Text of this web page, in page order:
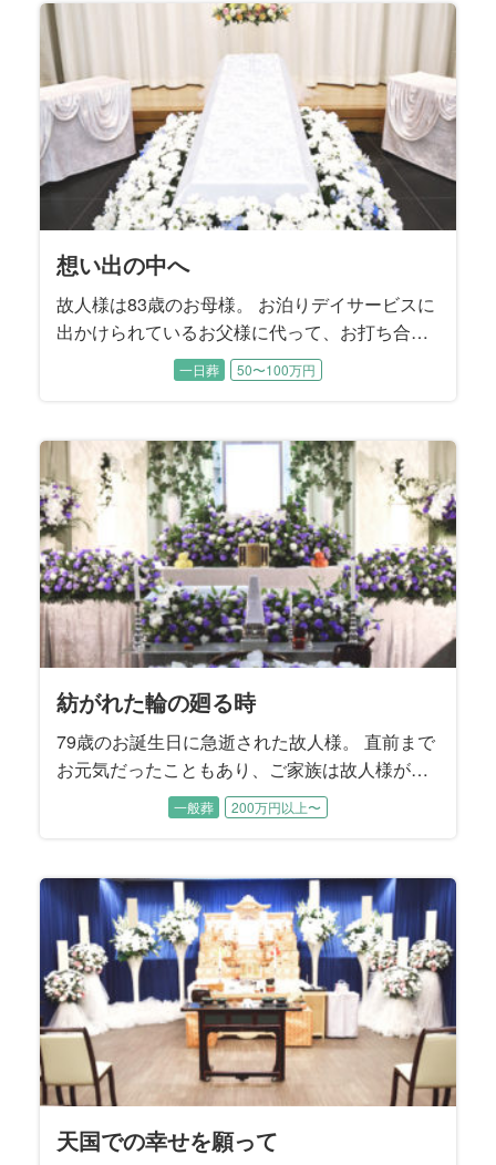
のお見送りをお手伝いさせていただいたご縁で
ご依頼をいただきました。
想い出の中へ
故人様は83歳のお母様。 お泊りデイサービスに
出かけられているお父様に代って、お打ち合わ
せは喪主であるご長女様と旦那様にご同席いた
だきました。 お父様は施主をお務めになりま
を執り行うことで、お母様を亡くされたお父様
が今後もしっかり生きていけるようなお別れに
することを望まれました。
一日葬 50〜100万円
紡がれた輪の廻る時
79歳のお誕生日に急逝された故人様。 直前まで
お元気だったこともあり、ご家族は故人様が旅
立たれたことをまだ実感できないご様子でし
た。 性格が明るくて世話焼き、頼まれると嫌と
も信頼されていました。 ご家族に向ける愛情も
同じで、奥様やお子様方を様々な場面で支えて
こられたそうです。 そんな故人様への大きな感
謝を込めて、ご家族はしっかり送ってあげたい
とおっしゃいました。
一般葬 200万円以上〜
天国での幸せを願って